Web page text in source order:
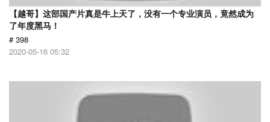
【越哥】这部国产片真是牛上天了，没有一个专业演员，竟然成为
了年度黑马！
# 398
2020-05-16 05:32